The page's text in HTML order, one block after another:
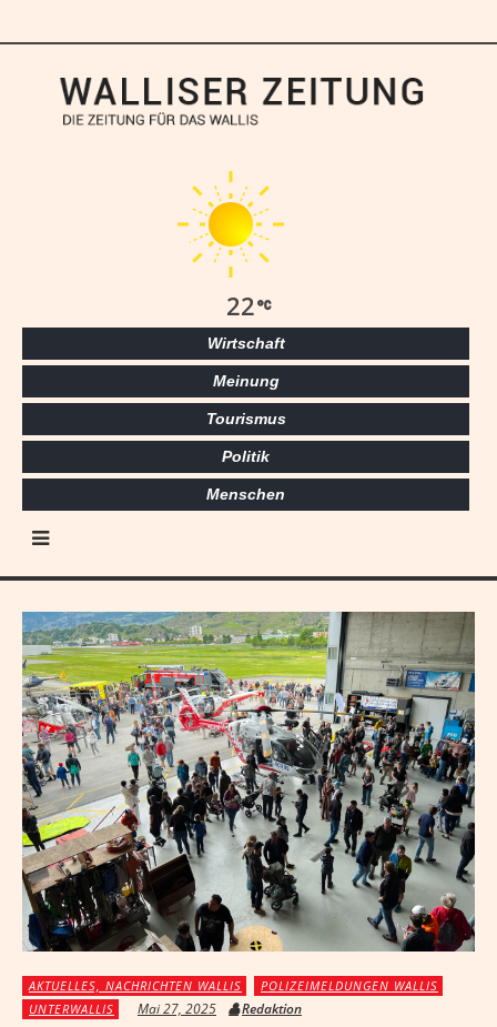
22
Wirtschaft
Meinung
Tourismus
Politik
Menschen
AKTUELLES, NACHRICHTEN WALLIS
POLIZEIMELDUNGEN WALLIS
UNTERWALLIS
Mai 27, 2025 Redaktion